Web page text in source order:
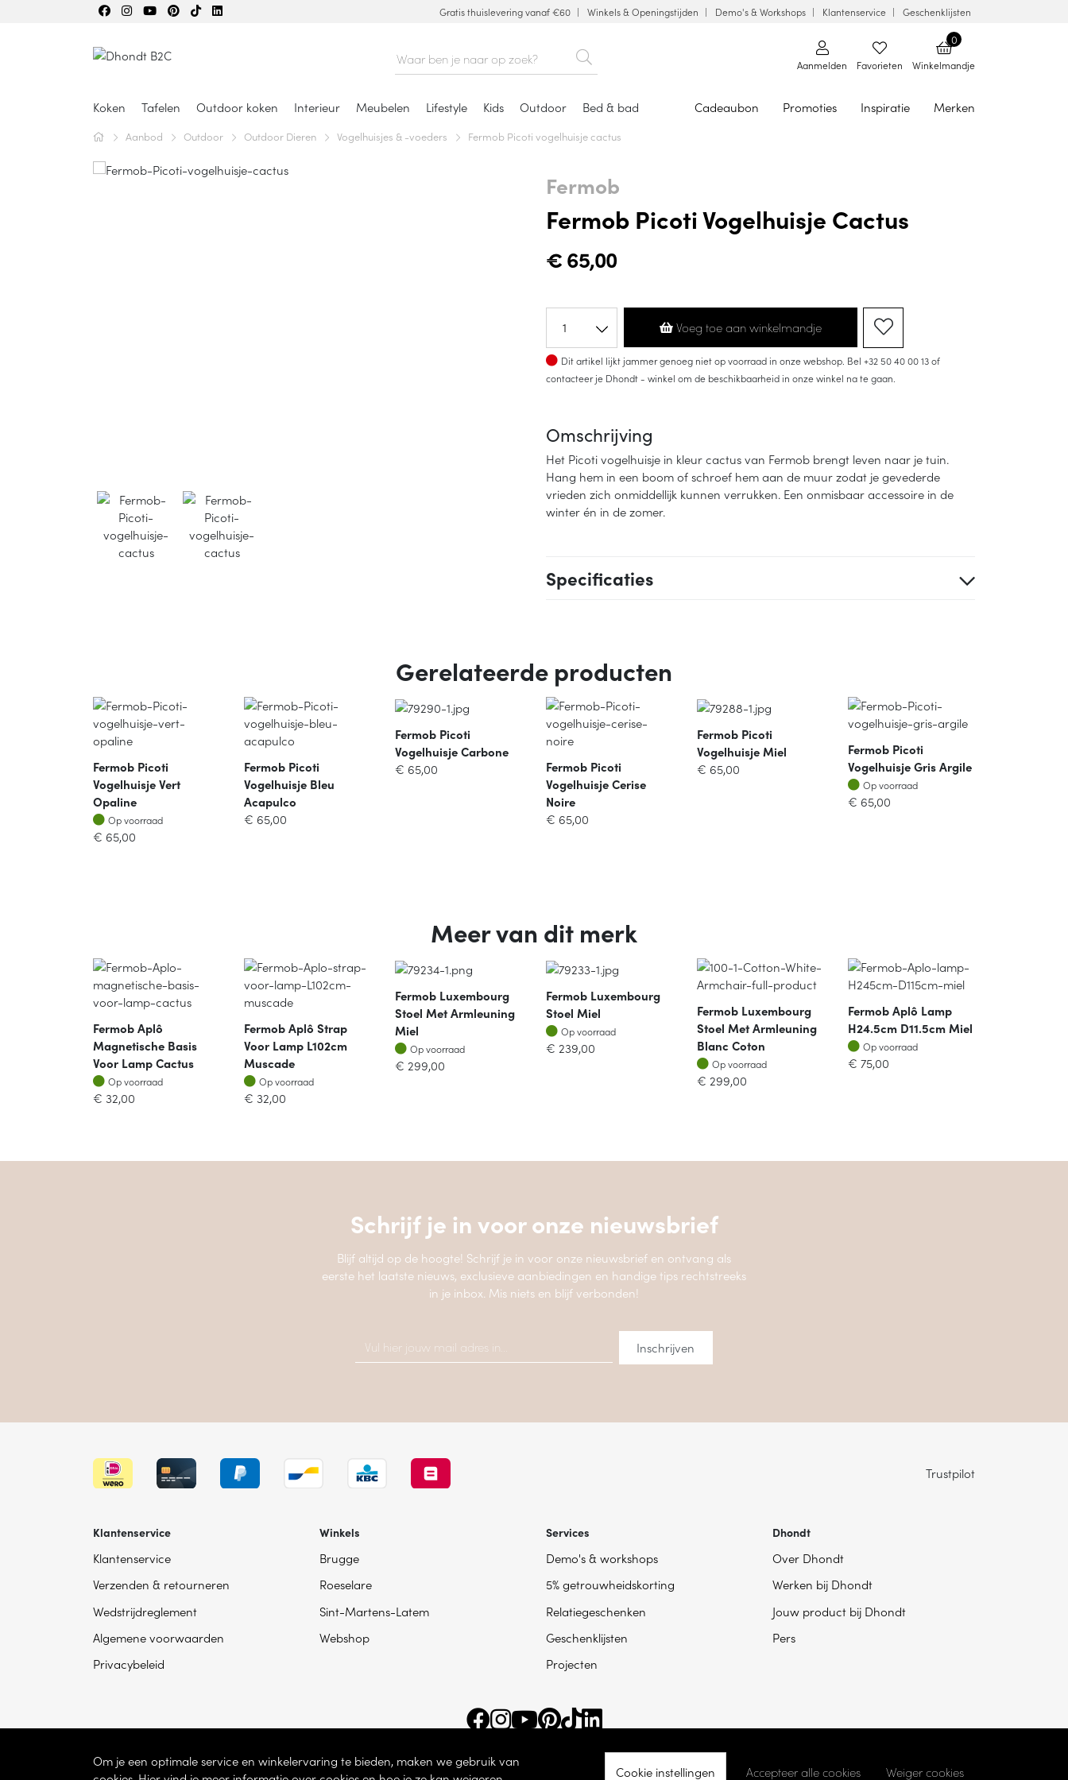
Gratis thuislevering vanaf €60 Winkels & Openingstijden Demo's & Workshops Klantenservice Geschenklijsten
Aanmelden Favorieten
0
Winkelmandje
Koken Tafelen Outdoor koken Interieur Meubelen Lifestyle Kids Outdoor Bed & bad Cadeaubon Promoties Inspiratie Merken
Aanbod Outdoor Outdoor Dieren Vogelhuisjes & -voeders Fermob Picoti vogelhuisje cactus
Fermob
Fermob Picoti Vogelhuisje Cactus
€65,00
Voeg toe aan winkelmandje
Op voorraad
Dit artikel lijkt jammer genoeg niet op voorraad in onze webshop. Bel +32 50 40 00 13of
contacteer je Dhondt - winkel om de beschikbaarheid in onze winkel na te gaan.
Omschrijving
Het Picoti vogelhuisje in kleur cactus van Fermob brengt leven naar je tuin.
Hang hem in een boom of schroef hem aan de muur zodat je gevederde
vrieden zich onmiddellijk kunnen verrukken. Een onmisbaar accessoire in de
winter én in de zomer.
Specificaties
Gerelateerde producten
Fermob Picoti
Vogelhuisje Vert
Opaline
Op voorraad
Op voorraad
€ 65,00
Fermob Picoti
Vogelhuisje Bleu
Acapulco
€ 65,00
Fermob Picoti
Vogelhuisje Carbone
€ 65,00
Fermob Picoti
Vogelhuisje Cerise
Noire
€ 65,00
Fermob Picoti
Vogelhuisje Miel
€ 65,00
Fermob Picoti
Vogelhuisje Gris Argile
Op voorraad
Op voorraad
€ 65,00
Meer van dit merk
Fermob Aplô
Magnetische Basis
Voor Lamp Cactus
Op voorraad
Op voorraad
€ 32,00
Fermob Aplô Strap
Voor Lamp L102cm
Muscade
Op voorraad
Op voorraad
€ 32,00
Fermob Luxembourg
Stoel Met Armleuning
Miel
Op voorraad
Op voorraad
€ 299,00
Fermob Luxembourg
Stoel Miel
Op voorraad
Op voorraad
€ 239,00
Fermob Luxembourg
Stoel Met Armleuning
Blanc Coton
Op voorraad
Op voorraad
€ 299,00
Fermob Aplô Lamp
H24.5cm D11.5cm Miel
Op voorraad
Op voorraad
€ 75,00
Schrijf je in voor onze nieuwsbrief
Blijf altijd op de hoogte! Schrijf je in voor onze nieuwsbrief en ontvang als
eerste het laatste nieuws, exclusieve aanbiedingen en handige tips rechtstreeks
in je inbox. Mis niets en blijf verbonden!
Trustpilot
Klantenservice
Klantenservice
Verzenden & retourneren
Wedstrijdreglement
Algemene voorwaarden
Privacybeleid
Winkels
Brugge
Roeselare
Sint-Martens-Latem
Webshop
Services
Demo's & workshops
5% getrouwheidskorting
Relatiegeschenken
Geschenklijsten
Projecten
Dhondt
Over Dhondt
Werken bij Dhondt
Jouw product bij Dhondt
Pers
Om je een optimale service en winkelervaring te bieden, maken we gebruik van
Cookie instellingen Accepteer alle cookies Weiger cookies